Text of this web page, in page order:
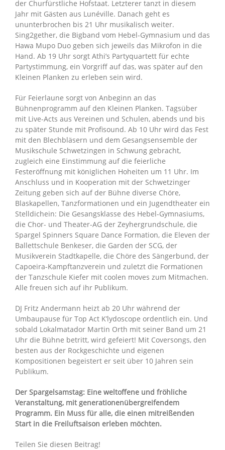
der Churfürstliche Hofstaat. Letzterer tanzt in diesem
Jahr mit Gästen aus Lunéville. Danach geht es
ununterbrochen bis 21 Uhr musikalisch weiter.
Sing2gether, die Bigband vom Hebel-Gymnasium und das
Hawa Mupo Duo geben sich jeweils das Mikrofon in die
Hand. Ab 19 Uhr sorgt Athi’s Partyquartett für echte
Partystimmung, ein Vorgriff auf das, was später auf den
Kleinen Planken zu erleben sein wird.
Für Feierlaune sorgt von Anbeginn an das
Bühnenprogramm auf den Kleinen Planken. Tagsüber
mit Live-Acts aus Vereinen und Schulen, abends und bis
zu später Stunde mit Profisound. Ab 10 Uhr wird das Fest
mit den Blechbläsern und dem Gesangsensemble der
Musikschule Schwetzingen in Schwung gebracht,
zugleich eine Einstimmung auf die feierliche
Festeröffnung mit königlichen Hoheiten um 11 Uhr. Im
Anschluss und in Kooperation mit der Schwetzinger
Zeitung geben sich auf der Bühne diverse Chöre,
Blaskapellen, Tanzformationen und ein Jugendtheater ein
Stelldichein: Die Gesangsklasse des Hebel-Gymnasiums,
die Chor- und Theater-AG der Zeyhergrundschule, die
Spargel Spinners Square Dance Formation, die Eleven der
Ballettschule Benkeser, die Garden der SCG, der
Musikverein Stadtkapelle, die Chöre des Sängerbund, der
Capoeira-Kampftanzverein und zuletzt die Formationen
der Tanzschule Kiefer mit coolen moves zum Mitmachen.
Alle freuen sich auf ihr Publikum.
DJ Fritz Andermann heizt ab 20 Uhr während der
Umbaupause für Top Act K’lydoscope ordentlich ein. Und
sobald Lokalmatador Martin Orth mit seiner Band um 21
Uhr die Bühne betritt, wird gefeiert! Mit Coversongs, den
besten aus der Rockgeschichte und eigenen
Kompositionen begeistert er seit über 10 Jahren sein
Publikum.
Der Spargelsamstag: Eine weltoffene und fröhliche
Veranstaltung, mit generationenübergreifendem
Programm. Ein Muss für alle, die einen mitreißenden
Start in die Freiluftsaison erleben möchten.
Teilen Sie diesen Beitrag!